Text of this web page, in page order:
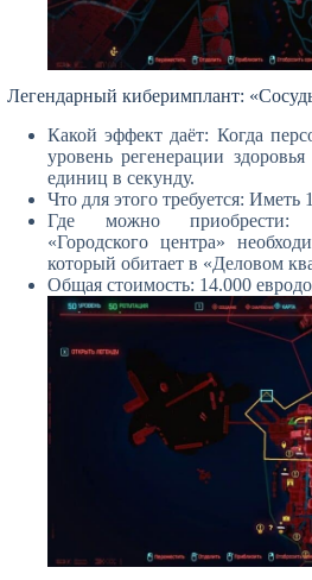
Легендарный киберимплант:
Какой эффект даёт: Когда
уровень регенерации
единиц в секунду.
Что для этого требуется:
Где можно приобрести:
«Городского центра»
который обитает в «Деловом
Общая стоимость: 14.000